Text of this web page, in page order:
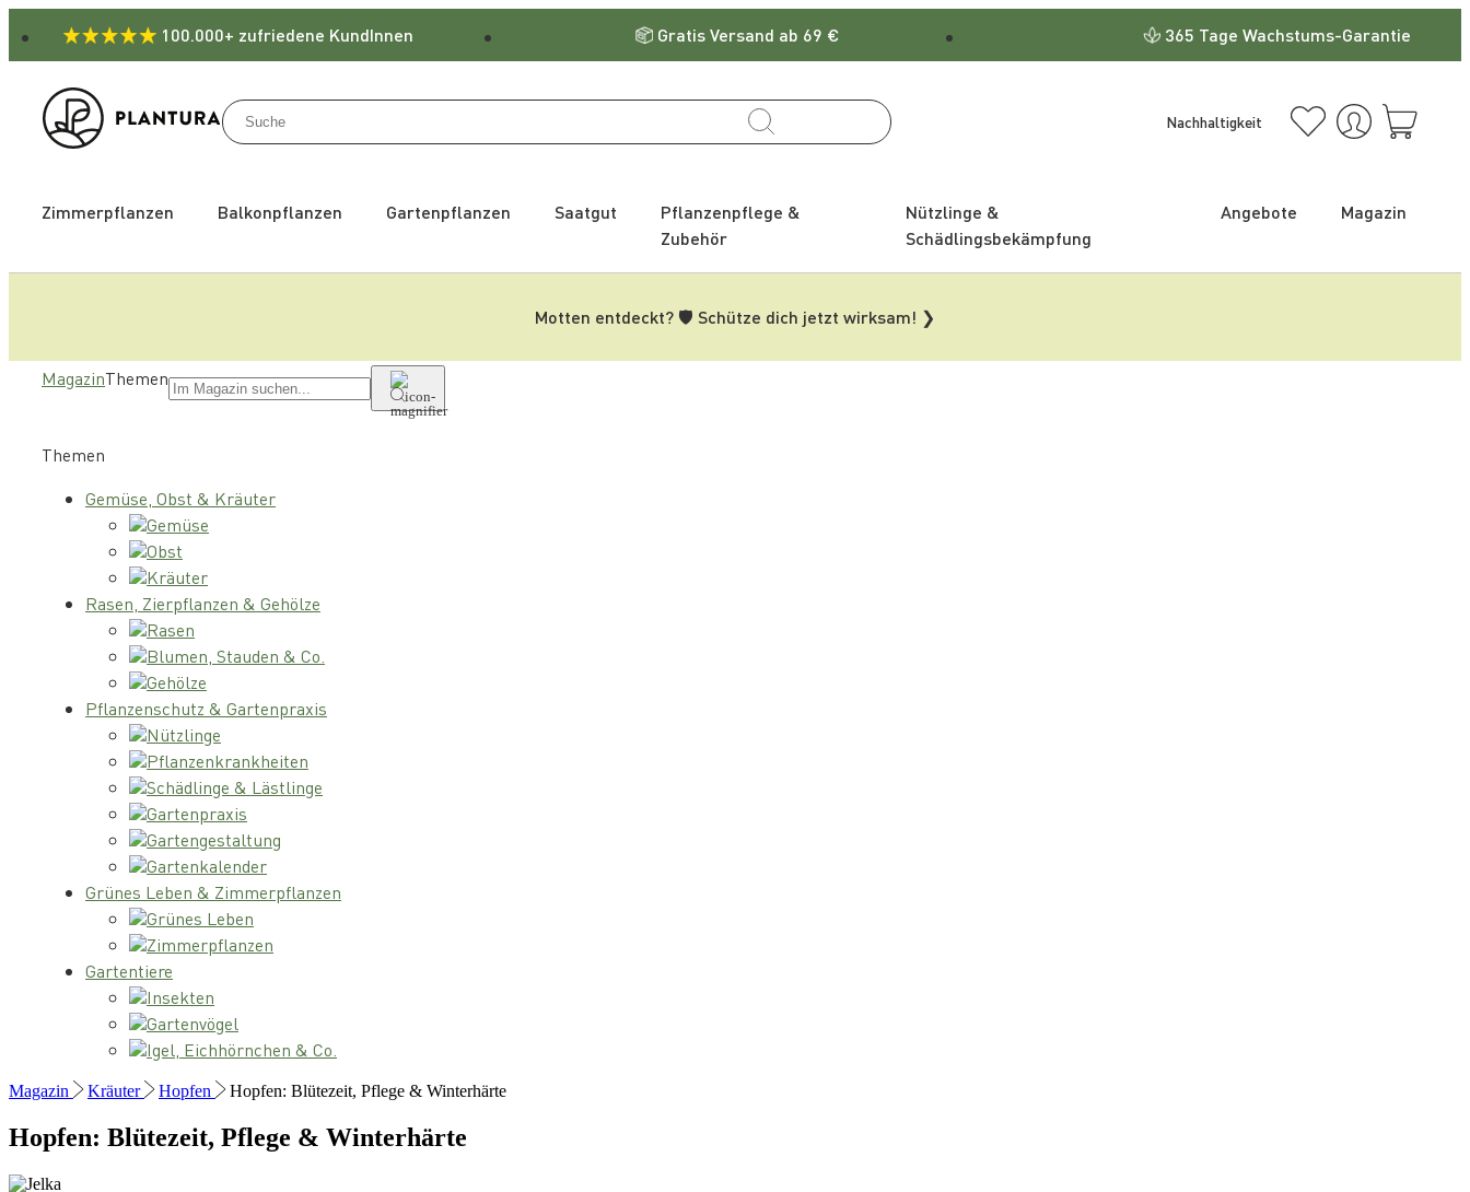
100.000+ zufriedene KundInnen Gratis Versand ab 69 € 365 Tage Wachstums-Garantie
Nachhaltigkeit
Zimmerpflanzen Balkonpflanzen Gartenpflanzen Saatgut
Pflanzenpflege &
Zubehör
Nützlinge &
Schädlingsbekämpfung
Angebote Magazin
Motten entdeckt? 🛡️ Schütze dich jetzt wirksam! ❯
MagazinThemen
Themen
Gemüse, Obst & Kräuter
Gemüse
Obst
Kräuter
Rasen, Zierpflanzen & Gehölze
Rasen
Blumen, Stauden & Co.
Gehölze
Pflanzenschutz & Gartenpraxis
Nützlinge
Pflanzenkrankheiten
Schädlinge & Lästlinge
Gartenpraxis
Gartengestaltung
Gartenkalender
Grünes Leben & Zimmerpflanzen
Grünes Leben
Zimmerpflanzen
Gartentiere
Insekten
Gartenvögel
Igel, Eichhörnchen & Co.
Magazin Kräuter Hopfen Hopfen: Blütezeit, Pflege & Winterhärte
Hopfen: Blütezeit, Pflege & Winterhärte